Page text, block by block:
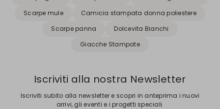
Scarpe mule
Camicia stampata donna poliestere
Scarpe panna
Dolcevita Bianchi
Giacche Stampate
Iscriviti alla nostra Newsletter
Iscriviti subito alla newsletter e scopri in anteprima i nuovi
arrivi, gli eventi e i progetti speciali.